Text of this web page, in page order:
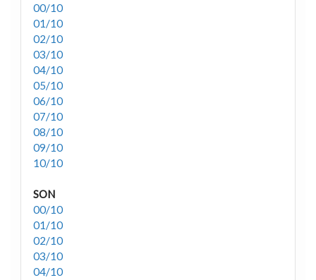
00/10
01/10
02/10
03/10
04/10
05/10
06/10
07/10
08/10
09/10
10/10
SON
00/10
01/10
02/10
03/10
04/10